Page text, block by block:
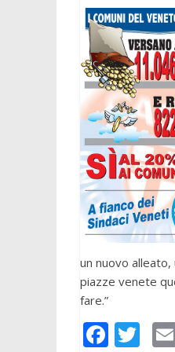
un nuovo
piazze venete
fare.”
F T